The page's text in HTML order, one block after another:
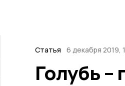
Статья 6 декабря 2019,
Голубь –